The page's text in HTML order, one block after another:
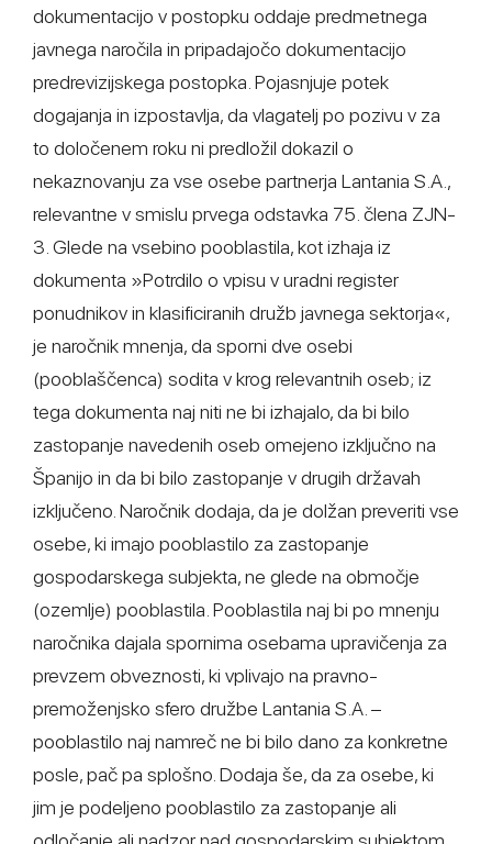
dokumentacijo v postopku oddaje predmetnega
javnega naročila in pripadajočo dokumentacijo
predrevizijskega postopka. Pojasnjuje potek
dogajanja in izpostavlja, da vlagatelj po pozivu v za
to določenem roku ni predložil dokazil o
nekaznovanju za vse osebe partnerja Lantania S.A.,
relevantne v smislu prvega odstavka 75. člena ZJN-
3. Glede na vsebino pooblastila, kot izhaja iz
dokumenta »Potrdilo o vpisu v uradni register
ponudnikov in klasificiranih družb javnega sektorja«,
je naročnik mnenja, da sporni dve osebi
(pooblaščenca) sodita v krog relevantnih oseb; iz
tega dokumenta naj niti ne bi izhajalo, da bi bilo
zastopanje navedenih oseb omejeno izključno na
Španijo in da bi bilo zastopanje v drugih državah
izključeno. Naročnik dodaja, da je dolžan preveriti vse
osebe, ki imajo pooblastilo za zastopanje
gospodarskega subjekta, ne glede na območje
(ozemlje) pooblastila. Pooblastila naj bi po mnenju
naročnika dajala spornima osebama upravičenja za
prevzem obveznosti, ki vplivajo na pravno-
premoženjsko sfero družbe Lantania S.A. –
pooblastilo naj namreč ne bi bilo dano za konkretne
posle, pač pa splošno. Dodaja še, da za osebe, ki
jim je podeljeno pooblastilo za zastopanje ali